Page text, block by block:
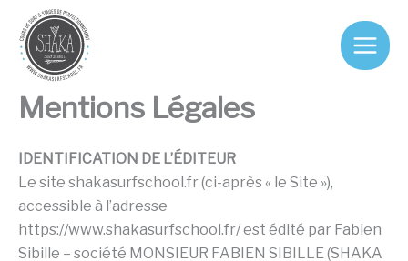
contenu
Mentions Légales
IDENTIFICATION DE L’ÉDITEUR
Le site shakasurfschool.fr (ci-après « le Site »),
accessible à l’adresse
https://www.shakasurfschool.fr/ est édité par Fabien
Sibille – société MONSIEUR FABIEN SIBILLE (SHAKA